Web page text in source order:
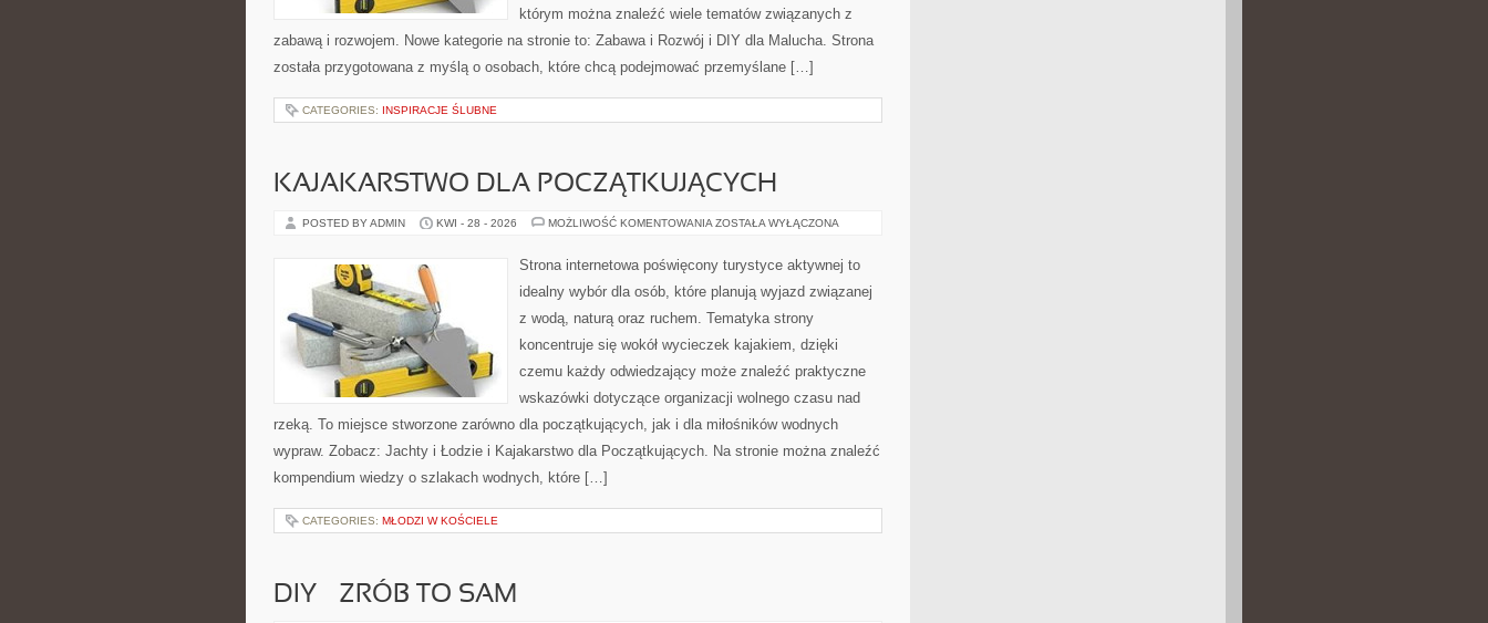
którym można znaleźć wiele tematów związanych z
zabawą i rozwojem. Nowe kategorie na stronie to: Zabawa i Rozwój i DIY dla Malucha. Strona
została przygotowana z myślą o osobach, które chcą podejmować przemyślane […]
CATEGORIES: INSPIRACJE ŚLUBNE
KAJAKARSTWO DLA POCZĄTKUJĄCYCH
POSTED BY ADMIN KWI - 28 - 2026 MOŻLIWOŚĆ KOMENTOWANIA KAJAKARSTWO
ZOSTAŁA WYŁĄCZONA
Strona internetowa poświęcony turystyce aktywnej to
idealny wybór dla osób, które planują wyjazd związanej
z wodą, naturą oraz ruchem. Tematyka strony
koncentruje się wokół wycieczek kajakiem, dzięki
czemu każdy odwiedzający może znaleźć praktyczne
wskazówki dotyczące organizacji wolnego czasu nad
rzeką. To miejsce stworzone zarówno dla początkujących, jak i dla miłośników wodnych
wypraw. Zobacz: Jachty i Łodzie i Kajakarstwo dla Początkujących. Na stronie można znaleźć
kompendium wiedzy o szlakach wodnych, które […]
CATEGORIES: MŁODZI W KOŚCIELE
DIY – ZRÓB TO SAM